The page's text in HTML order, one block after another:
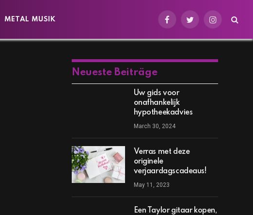
METAL MUSIK
FacebookTwitterInstagram
Neueste Beiträge
Uw gids voor
onafhankelijk
hypotheekadvies
March 30, 2024
Verras met deze
originele
verjaardagscadeaus!
May 11, 2023
Een Taylor gitaar kopen,